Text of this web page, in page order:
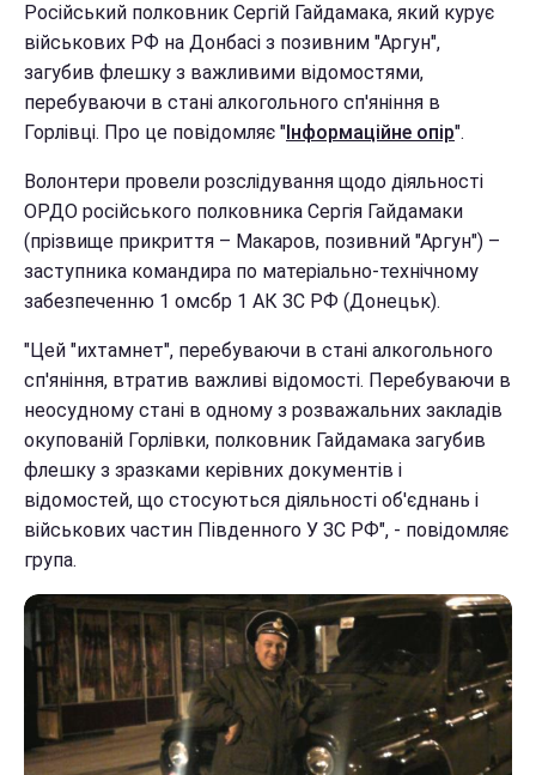
Російський полковник Сергій Гайдамака, який курує
військових РФ на Донбасі з позивним "Аргун",
загубив флешку з важливими відомостями,
перебуваючи в стані алкогольного сп'яніння в
Горлівці. Про це повідомляє " Інформаційне опір".
Волонтери провели розслідування щодо діяльності
ОРДО російського полковника Сергія Гайдамаки
(прізвище прикриття – Макаров, позивний "Аргун") –
заступника командира по матеріально-технічному
забезпеченню 1 омсбр 1 АК ЗС РФ (Донецьк).
"Цей "ихтамнет", перебуваючи в стані алкогольного
сп'яніння, втратив важливі відомості. Перебуваючи в
неосудному стані в одному з розважальних закладів
окупованій Горлівки, полковник Гайдамака загубив
флешку з зразками керівних документів і
відомостей, що стосуються діяльності об'єднань і
військових частин Південного У ЗС РФ", - повідомляє
група.